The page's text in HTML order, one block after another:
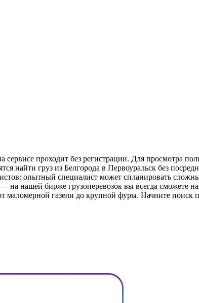
проходит без регистрации. Для просмотра
найти груз из Белгорода в Первоуральск без
опытный специалист может спланировать
нашей бирже грузоперевозок вы всегда сможете
газели до крупной фуры. Начните поиск